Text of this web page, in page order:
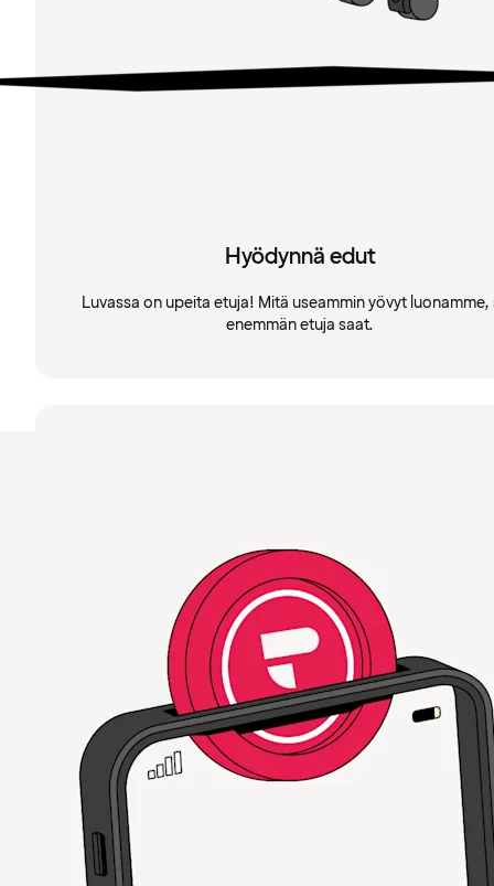
Hyödynnä edut
Luvassa on upeita etuja! Mitä useammin yövyt luonamme,
enemmän etuja saat.